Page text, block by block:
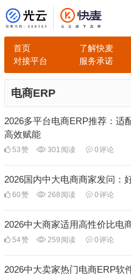
首页 了解快麦
对接平台
服务承诺
电商ERP
2026多平台电商ERP推荐：适
高效赋能
53赞 301 阅读 0评论
2026国内中大电商商家发问：
60赞 268 阅读 0评论
2026中大商家适用高性价比电
54赞 259 阅读 0评论
2026中大卖家热门电商ERP软